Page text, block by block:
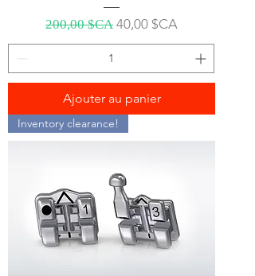
Prix original
200,00 $CA Prix promotionnel
40,00 $CA
Ajouter au panier
Inventory clearance!